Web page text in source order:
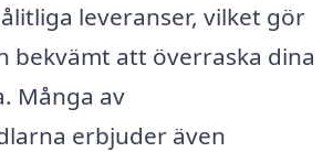
leveranser, vilket gör
bekvämt att överraska dina
Många av
erbjuder även